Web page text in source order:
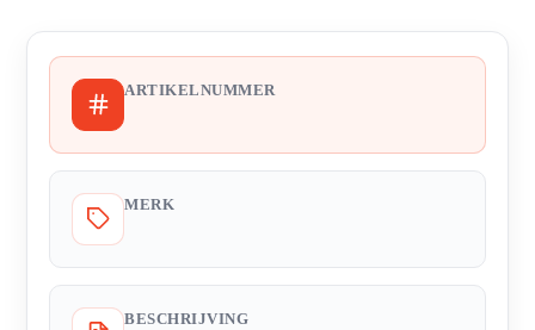
ARTIKELNUMMER
MERK
BESCHRIJVING